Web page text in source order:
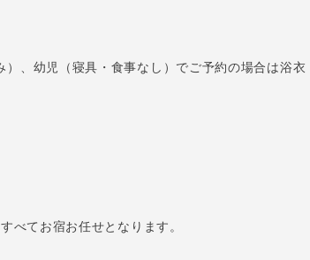
、幼児（寝具・食事なし）でご予約の場合は浴衣
べてお宿お任せとなります。